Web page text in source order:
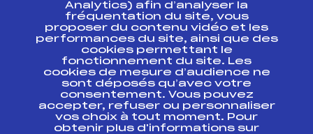
Ressources
Pass’Neige
Projet sportif fédéral
Projet de performance fédéral
Antidopage
Pôle Développement, Formation, Suivi
Scientifique
Listes ministérielles
Analytics) afin d’analyser la
fréquentation du site, vous
proposer du contenu vidéo et les
performances du site, ainsi que des
cookies permettant le
fonctionnement du site. Les
cookies de mesure d’audience ne
sont déposés qu’avec votre
consentement. Vous pouvez
accepter, refuser ou personnaliser
vos choix à tout moment. Pour
obtenir plus d'informations sur